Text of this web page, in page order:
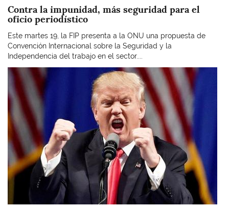
Contra la impunidad, más seguridad para el
oficio periodístico
Este martes 19, la FIP presenta a la ONU una propuesta de
Convención Internacional sobre la Seguridad y la
Independencia del trabajo en el sector....
Imagen